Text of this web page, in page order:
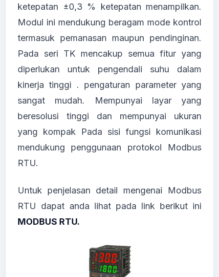
ketepatan ±0,3 % ketepatan menampilkan.
Modul ini mendukung beragam mode kontrol
termasuk pemanasan maupun pendinginan.
Pada seri TK mencakup semua fitur yang
diperlukan untuk pengendali suhu dalam
kinerja tinggi . pengaturan parameter yang
sangat mudah. Mempunyai layar yang
beresolusi tinggi dan mempunyai ukuran
yang kompak Pada sisi fungsi komunikasi
mendukung penggunaan protokol Modbus
RTU.
Untuk penjelasan detail mengenai Modbus
RTU dapat anda lihat pada link berikut ini
MODBUS RTU.